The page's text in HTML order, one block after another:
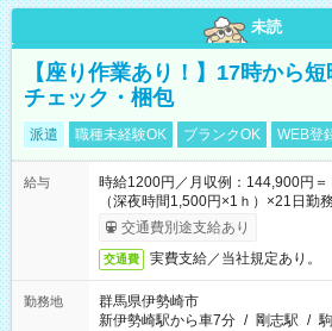
未読
【座り作業あり！】17時から
チェック・梱包
派遣 職種未経験OK ブランクOK WEB登
給与
時給1200円／月収例：144,900円＝
（深夜時間1,500円×1ｈ）×21日
別途支給
交通費別途支給あり
交通費 実費支給／当社規定あり。
勤務地
群馬県伊勢崎市
新伊勢崎駅から車7分 / 剛志駅 /